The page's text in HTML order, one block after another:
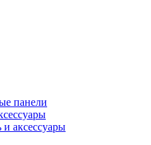
панели
и аксессуары